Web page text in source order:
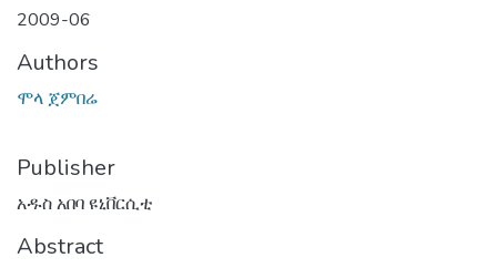
2009-06
Authors
ሞላ ጀምበሬ
Publisher
አዱስ አበባ ዩኒቨርሲቲ
Abstract